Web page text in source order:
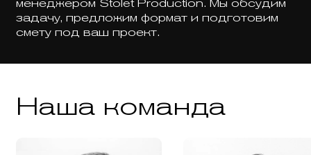
менеджером Stolet Production. Мы обсудим
задачу, предложим формат и подготовим
смету под ваш проект.
Наша команда